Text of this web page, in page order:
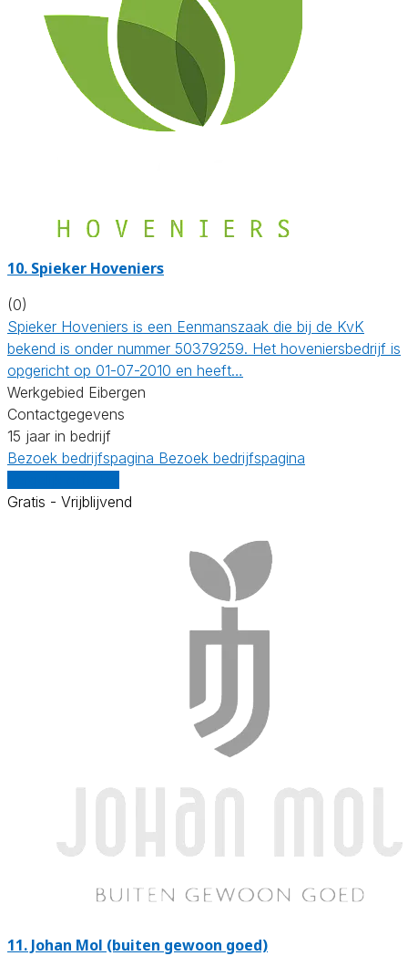
10. Spieker Hoveniers
(0)
Spieker Hoveniers is een Eenmanszaak die bij de KvK
bekend is onder nummer 50379259. Het hoveniersbedrijf is
opgericht op 01-07-2010 en heeft…
Werkgebied Eibergen
Contactgegevens
15 jaar in bedrijf
Bezoek bedrijfspagina Bezoek bedrijfspagina
Gratis - Vrijblijvend
11. Johan Mol (buiten gewoon goed)